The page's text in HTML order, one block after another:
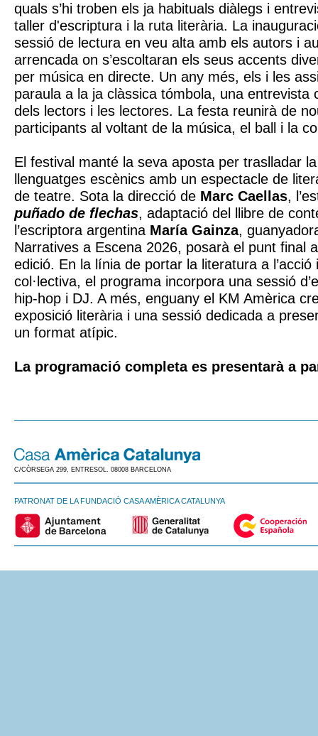
quals s’hi troben els ja habituals diàlegs i
taller d'escriptura i la ruta literària. La
sessió de lectura en veu alta amb els autors i
arrencada on s’escoltaran els seus accents
per música en directe. Un any més, els i les
paraula a la ja clàssica tómbola, una entrevista
dels lectors i les lectores. La festa reunirà de
participants al voltant de la música, el ball i la
El festival manté la seva aposta per traslladar
llenguatges escènics amb un espectacle de
de teatre. Sota la direcció de Marc Caellas,
puñado de flechas, adaptació del llibre de
l’escriptora argentina María Gainza,
Narratives a Escena 2026, posarà el punt final
edició. En la línia de portar la literatura a l’acció
col·lectiva, el programa incorpora una sessió
hip-hop i DJ. A més, enguany el KM Amèrica
exposició literària i una sessió dedicada a
un format atípic.
La programació completa es presentarà a
C/CÒRSEGA 299, ENTRESOL. 08008 BARCELONA
PATRONAT DE LA FUNDACIÓ CASA AMÈRICA CATALUNYA